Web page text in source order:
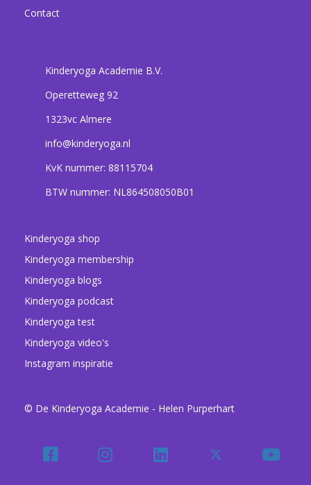
Contact
Kinderyoga Academie B.V.
Operetteweg 92
1323vc Almere
info@kinderyoga.nl
KvK nummer: 88115704
BTW nummer: NL864508050B01
Kinderyoga shop
Kinderyoga membership
Kinderyoga blogs
Kinderyoga podcast
Kinderyoga test
Kinderyoga video's
Instagram inspiratie
© De Kinderyoga Academie - Helen Purperhart